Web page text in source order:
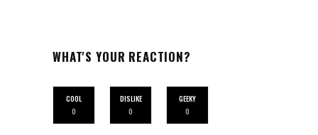
WHAT'S YOUR REACTION?
COOL
0
DISLIKE
0
GEEKY
0